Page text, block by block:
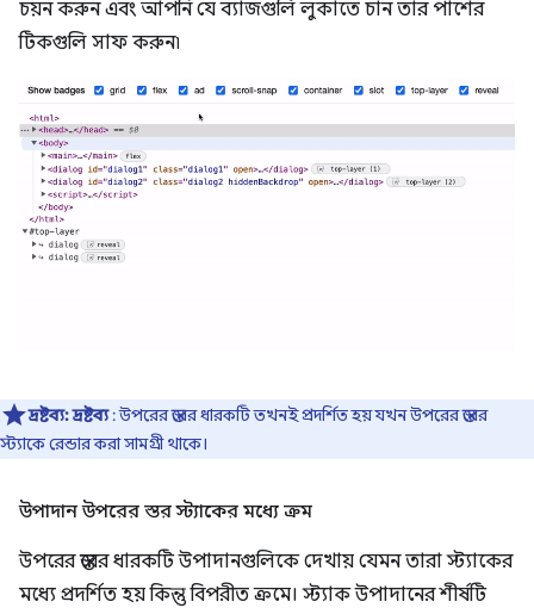
চয়ন করুন এবং আপনি যে ব্যাজগুলি লুকাতে চান তার পাশের
টিকগুলি সাফ করুন৷
দ্রষ্টব্য:দ্রষ্টব্য: উপরের স্তরের ধারকটি তখনই প্রদর্শিত হয় যখন উপরের স্তরের
স্ট্যাকে রেন্ডার করা সামগ্রী থাকে।
উপাদান উপরের স্তর স্ট্যাকের মধ্যে ক্রম
উপরের স্তরের ধারকটি উপাদানগুলিকে দেখায় যেমন তারা স্ট্যাকের
মধ্যে প্রদর্শিত হয় কিন্তু বিপরীত ক্রমে। স্ট্যাক উপাদানের শীর্ষটি